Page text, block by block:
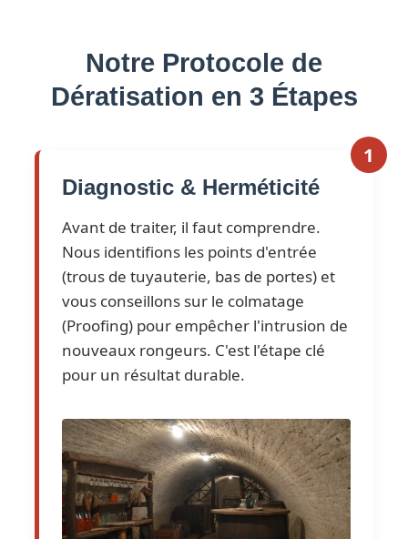
Notre Protocole de
Dératisation en 3 Étapes
1
Diagnostic & Herméticité
Avant de traiter, il faut comprendre.
Nous identifions les points d'entrée
(trous de tuyauterie, bas de portes) et
vous conseillons sur le colmatage
(Proofing) pour empêcher l'intrusion de
nouveaux rongeurs. C'est l'étape clé
pour un résultat durable.